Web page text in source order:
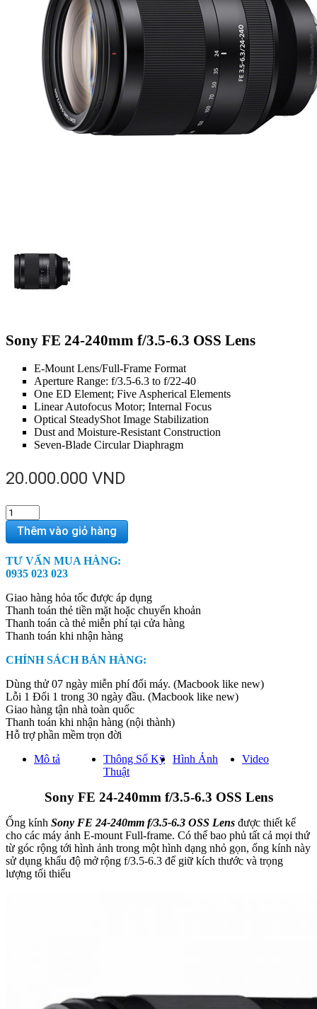
Sony FE 24-240mm f/3.5-6.3 OSS Lens
E-Mount Lens/Full-Frame Format
Aperture Range: f/3.5-6.3 to f/22-40
One ED Element; Five Aspherical Elements
Linear Autofocus Motor; Internal Focus
Optical SteadyShot Image Stabilization
Dust and Moisture-Resistant Construction
Seven-Blade Circular Diaphragm
20.000.000 VND
Sony
FE
f/3.5-
6.3
Lens
quantity
Thêm vào giỏ hàng
TƯ VẤN MUA HÀNG:
0935 023 023
Giao hàng hỏa tốc được áp dụng
Thanh toán thẻ tiền mặt hoặc chuyển khoản
Thanh toán cà thẻ miễn phí tại cửa hàng
Thanh toán khi nhận hàng
CHÍNH SÁCH BÁN HÀNG:
Dùng thử 07 ngày miễn phí đổi máy. (Macbook like new)
Lỗi 1 Đổi 1 trong 30 ngày đầu. (Macbook like new)
Giao hàng tận nhà toàn quốc
Thanh toán khi nhận hàng (nội thành)
Hỗ trợ phần mềm trọn đời
Mô tả
Thông Số Kỹ
Thuật
Hình Ảnh Video
Sony FE 24-240mm f/3.5-6.3 OSS Lens
Ống kính Sony FE 24-240mm f/3.5-6.3 OSS Lens được thiết kế
cho các máy ảnh E-mount Full-frame. Có thể bao phủ tất cả mọi thứ
từ góc rộng tới hình ảnh trong một hình dạng nhỏ gọn, ống kính này
sử dụng khẩu độ mở rộng f/3.5-6.3 để giữ kích thước và trọng
lượng tối thiểu